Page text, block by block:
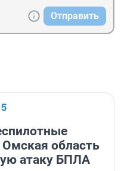
Отправить
Омская область
атаку БПЛА